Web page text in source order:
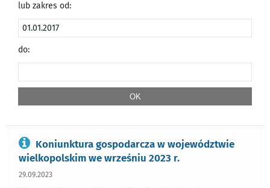
lub zakres od:
do:
Koniunktura gospodarcza w województwie
wielkopolskim we wrześniu 2023 r.
29.09.2023